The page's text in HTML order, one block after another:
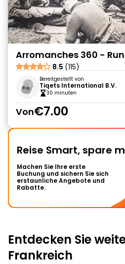
Arromanches 360 -
8.5 (115)
Bereitgestellt von
Tiqets International B.V.
30 minuten
Von€7.00
Reise Smart, spare
Machen Sie Ihre erste
Buchung und sichern Sie sich
erstaunliche Angebote und
Rabatte.
Entdecken Sie
Frankreich